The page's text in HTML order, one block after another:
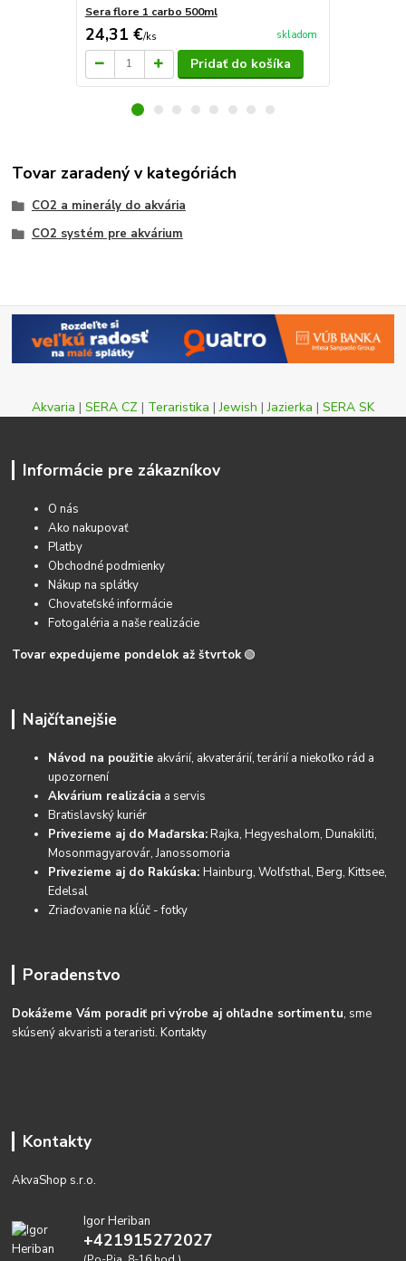
Sera flore 1 carbo 500ml
24,31 €/ks skladom
Pridať do košíka
Tovar zaradený v kategóriách
CO2 a minerály do akvária
CO2 systém pre akvárium
Akvaria | SERA CZ | Teraristika |Jewish |Jazierka | SERA SK
Informácie pre zákazníkov
O nás
Ako nakupovať
Platby
Obchodné podmienky
Nákup na splátky
Chovateľské informácie
Fotogaléria a naše realizácie
Tovar expedujeme pondelok až štvrtok 🟢
Najčítanejšie
Návod na použitie akvárií, akvaterárií, terárií a niekoľko rád a
upozornení
Akvárium realizácia a servis
Bratislavský kuriér
Privezieme aj do Maďarska:Rajka, Hegyeshalom, Dunakiliti,
Mosonmagyarovár, Janossomoria
Privezieme aj do Rakúska:Hainburg, Wolfsthal, Berg, Kittsee,
Edelsal
Zriaďovanie na kĺúč - fotky
Poradenstvo
Dokážeme Vám poradiť pri výrobe aj ohľadne sortimentu, sme
skúsený akvaristi a teraristi.Kontakty
Kontakty
AkvaShop s.r.o.
Igor Heriban
+421915272027